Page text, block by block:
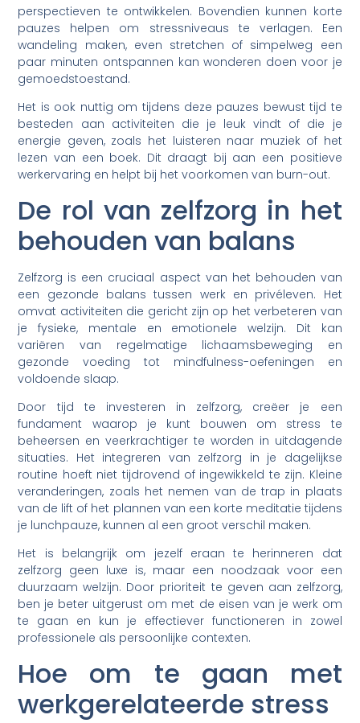
perspectieven te ontwikkelen. Bovendien kunnen korte
pauzes helpen om stressniveaus te verlagen. Een
wandeling maken, even stretchen of simpelweg een
paar minuten ontspannen kan wonderen doen voor je
gemoedstoestand.
Het is ook nuttig om tijdens deze pauzes bewust tijd te
besteden aan activiteiten die je leuk vindt of die je
energie geven, zoals het luisteren naar muziek of het
lezen van een boek. Dit draagt bij aan een positieve
werkervaring en helpt bij het voorkomen van burn-out.
De rol van zelfzorg in het
behouden van balans
Zelfzorg is een cruciaal aspect van het behouden van
een gezonde balans tussen werk en privéleven. Het
omvat activiteiten die gericht zijn op het verbeteren van
je fysieke, mentale en emotionele welzijn. Dit kan
variëren van regelmatige lichaamsbeweging en
gezonde voeding tot mindfulness-oefeningen en
voldoende slaap.
Door tijd te investeren in zelfzorg, creëer je een
fundament waarop je kunt bouwen om stress te
beheersen en veerkrachtiger te worden in uitdagende
situaties. Het integreren van zelfzorg in je dagelijkse
routine hoeft niet tijdrovend of ingewikkeld te zijn. Kleine
veranderingen, zoals het nemen van de trap in plaats
van de lift of het plannen van een korte meditatie tijdens
je lunchpauze, kunnen al een groot verschil maken.
Het is belangrijk om jezelf eraan te herinneren dat
zelfzorg geen luxe is, maar een noodzaak voor een
duurzaam welzijn. Door prioriteit te geven aan zelfzorg,
ben je beter uitgerust om met de eisen van je werk om
te gaan en kun je effectiever functioneren in zowel
professionele als persoonlijke contexten.
Hoe om te gaan met
werkgerelateerde stress